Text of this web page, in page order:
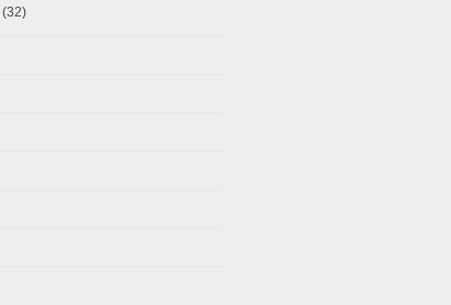
(32)